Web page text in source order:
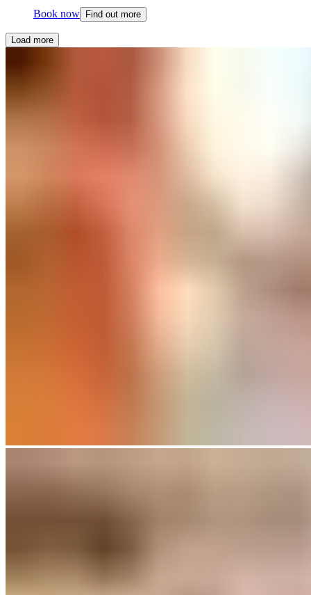
Book now Find out more
Load more